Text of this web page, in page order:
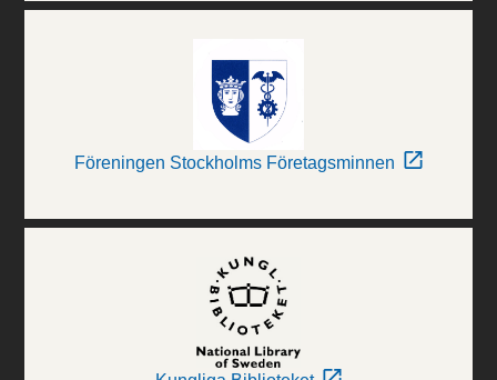
Föreningen Stockholms Företagsminnen